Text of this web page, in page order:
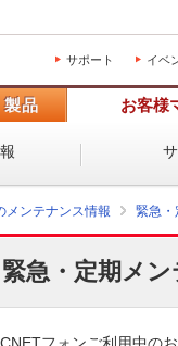
サポート イベ
製品 お客様
メンテナンス情報 緊急・
緊急・定期メ